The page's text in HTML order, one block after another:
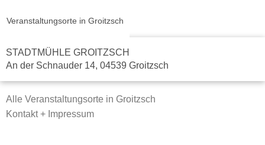
Veranstaltungsorte in Groitzsch
STADTMÜHLE GROITZSCH
An der Schnauder 14, 04539 Groitzsch
Alle Veranstaltungsorte in Groitzsch
Kontakt + Impressum